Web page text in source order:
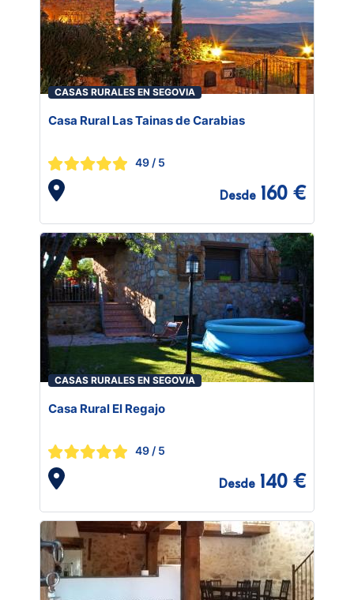
CASAS RURALES EN SEGOVIA
Casa Rural Las Tainas de Carabias
49 / 5
Desde 160 €
CASAS RURALES EN SEGOVIA
Casa Rural El Regajo
49 / 5
Desde 140 €